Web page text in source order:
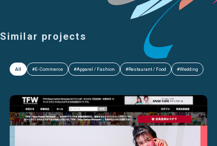
Similar projects
All #E-Commerce #Apparel / Fashion #Restaurant / Food #Wedding